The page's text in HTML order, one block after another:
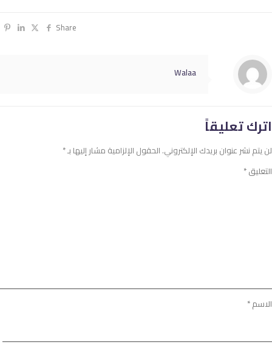
Share
Walaa
اترك تعليقاً
لن يتم نشر عنوان بريدك الإلكتروني. الحقول الإلزامية مشار إليها بـ*
التعليق*
الاسم*